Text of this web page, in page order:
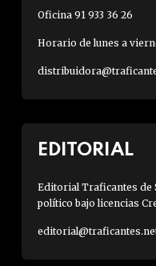
Oficina 91 933 36 26
Horario de lunes a
EDITORIAL
Editorial Traficantes de
político bajo licencias